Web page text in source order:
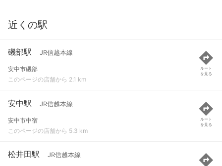
近くの駅
磯部駅 JR信越本線
安中市磯部
このページの店舗から 2.1 km
ルート
を見る
安中駅 JR信越本線
安中市中宿
このページの店舗から 5.3 km
ルート
を見る
松井田駅 JR信越本線